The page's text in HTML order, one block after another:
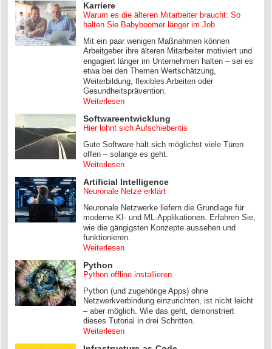
Karriere
Warum es die älteren Mitarbeiter braucht: So
halten Sie Babyboomer länger im Job
Mit ein paar wenigen Maßnahmen können
Arbeitgeber ihre älteren Mitarbeiter motiviert und
engagiert länger im Unternehmen halten – sei es
etwa bei den Themen Wertschätzung,
Weiterbildung, flexibles Arbeiten oder
Gesundheitsprävention.
Weiterlesen
Softwareentwicklung
Hier lohnt sich Aufschieberitis
Gute Software hält sich möglichst viele Türen
offen – solange es geht.
Weiterlesen
Artificial Intelligence
Neuronale Netze erklärt
Neuronale Netzwerke liefern die Grundlage für
moderne KI- und ML-Applikationen. Erfahren Sie,
wie die gängigsten Konzepte aussehen und
funktionieren.
Weiterlesen
Python
Python offline installieren
Python (und zugehörige Apps) ohne
Netzwerkverbindung einzurichten, ist nicht leicht
– aber möglich. Wie das geht, demonstriert
dieses Tutorial in drei Schritten.
Weiterlesen